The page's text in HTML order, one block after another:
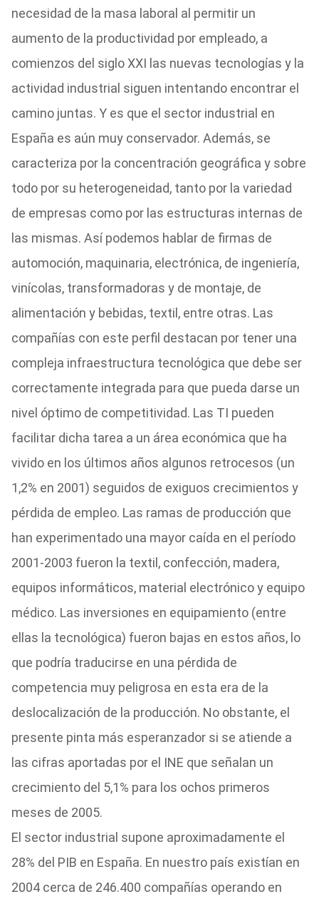
necesidad de la masa laboral al permitir un
aumento de la productividad por empleado, a
comienzos del siglo XXI las nuevas tecnologías y la
actividad industrial siguen intentando encontrar el
camino juntas. Y es que el sector industrial en
España es aún muy conservador. Además, se
caracteriza por la concentración geográfica y sobre
todo por su heterogeneidad, tanto por la variedad
de empresas como por las estructuras internas de
las mismas. Así podemos hablar de firmas de
automoción, maquinaria, electrónica, de ingeniería,
vinícolas, transformadoras y de montaje, de
alimentación y bebidas, textil, entre otras. Las
compañías con este perfil destacan por tener una
compleja infraestructura tecnológica que debe ser
correctamente integrada para que pueda darse un
nivel óptimo de competitividad. Las TI pueden
facilitar dicha tarea a un área económica que ha
vivido en los últimos años algunos retrocesos (un
1,2% en 2001) seguidos de exiguos crecimientos y
pérdida de empleo. Las ramas de producción que
han experimentado una mayor caída en el período
2001-2003 fueron la textil, confección, madera,
equipos informáticos, material electrónico y equipo
médico. Las inversiones en equipamiento (entre
ellas la tecnológica) fueron bajas en estos años, lo
que podría traducirse en una pérdida de
competencia muy peligrosa en esta era de la
deslocalización de la producción. No obstante, el
presente pinta más esperanzador si se atiende a
las cifras aportadas por el INE que señalan un
crecimiento del 5,1% para los ochos primeros
meses de 2005.
El sector industrial supone aproximadamente el
28% del PIB en España. En nuestro país existían en
2004 cerca de 246.400 compañías operando en